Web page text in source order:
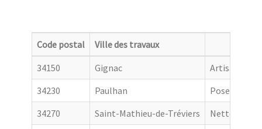
Code postal Ville des travaux
34150
Gignac
Artisan
34230
Paulhan
Pose de
34270
Saint-Mathieu-de-Tréviers
Nettoyage